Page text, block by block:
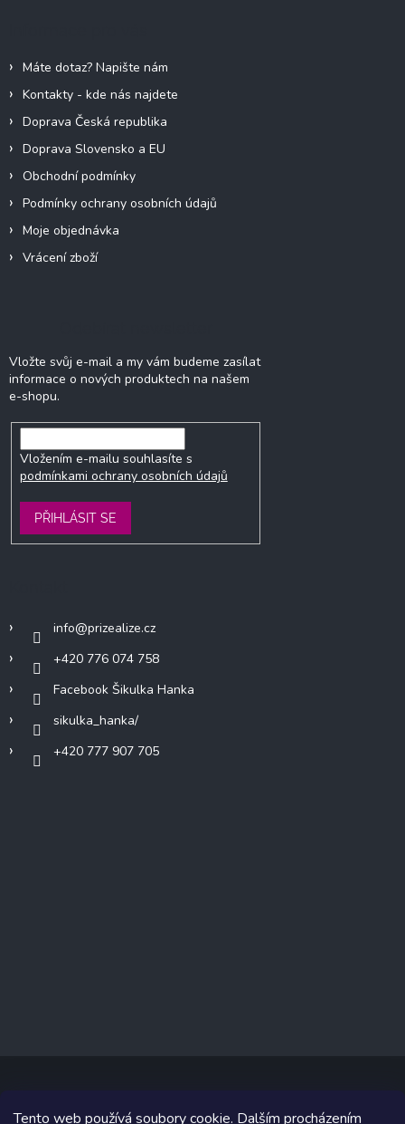
Tento web používá soubory cookie. Dalším procházením
Máte dotaz? Napište nám
Kontakty - kde nás najdete
Doprava Česká republika
Doprava Slovensko a EU
Obchodní podmínky
Podmínky ochrany osobních údajů
Moje objednávka
Vrácení zboží
Vložte svůj e-mail a my vám budeme zasílat
informace o nových produktech na našem
e-shopu.
Vložením e-mailu souhlasíte s
podmínkami ochrany osobních údajů
PŘIHLÁSIT SE
info@prizealize.cz
+420 776 074 758
Facebook Šikulka Hanka
sikulka_hanka/
+420 777 907 705